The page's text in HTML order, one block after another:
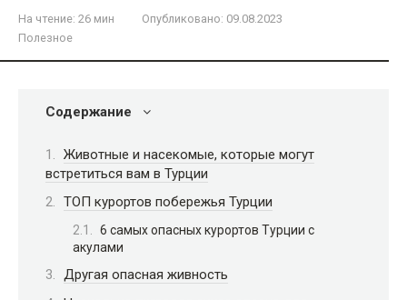
На чтение: 26 мин Опубликовано: 09.08.2023
Полезное
Содержание
Животные и насекомые, которые могут
встретиться вам в Турции
ТОП курортов побережья Турции
6 самых опасных курортов Турции с
акулами
Другая опасная живность